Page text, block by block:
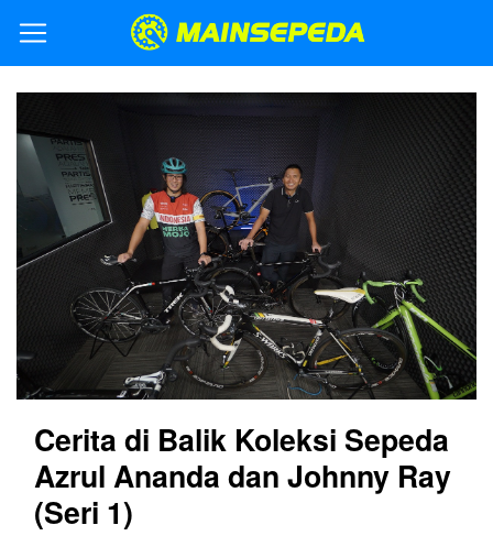
Cerita di Balik Koleksi Sepeda
Azrul Ananda dan Johnny Ray
(Seri 1)